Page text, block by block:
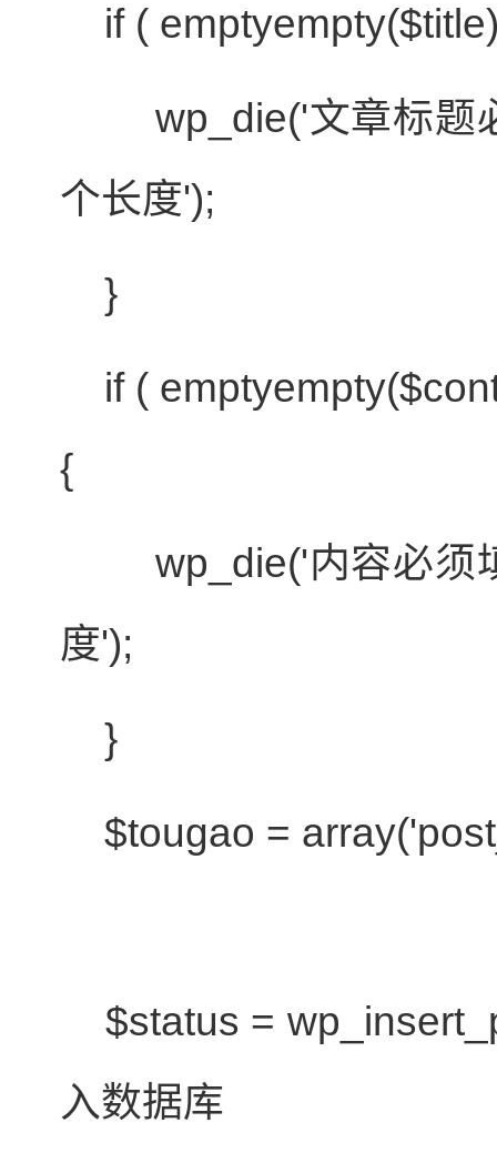
if( emptyempty($title
wp_die('文章标题必
个长度');
}
if( emptyempty(
{
wp_die('内容必须填
度');
}
$tougao = array
$status =
入数据库